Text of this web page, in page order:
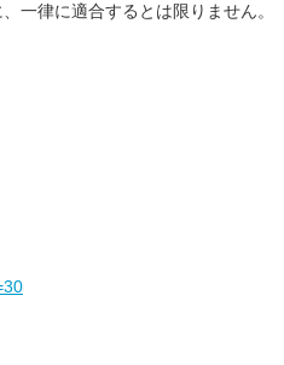
一律に適合するとは限りません。